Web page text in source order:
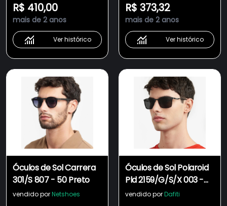
R$ 410,00
mais de 2 anos
Ver histórico
R$ 373,32
mais de 2 anos
Ver histórico
Óculos de Sol Carrera
301/S 807 - 50 Preto
vendido porNetshoes
Óculos de Sol Polaroid
Pld 2159/G/S/X 003 -
Preto Fosco 58
vendido porDafiti